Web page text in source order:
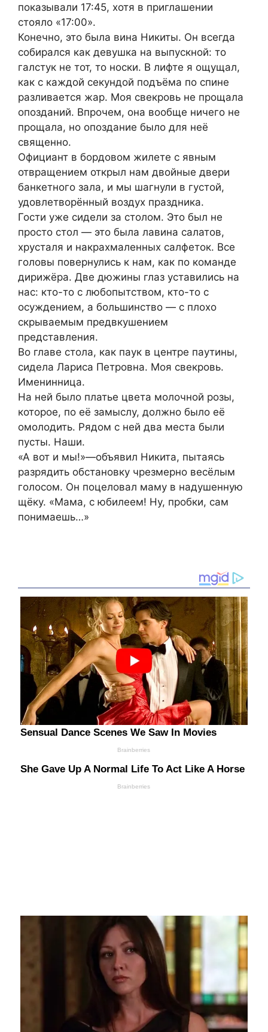
показывали 17:45, хотя в приглашении
стояло «17:00».
Конечно, это была вина Никиты. Он всегда
собирался как девушка на выпускной: то
галстук не тот, то носки. В лифте я ощущал,
как с каждой секундой подъёма по спине
разливается жар. Моя свекровь не прощала
опозданий. Впрочем, она вообще ничего не
прощала, но опоздание было для неё
священно.
Официант в бордовом жилете с явным
отвращением открыл нам двойные двери
банкетного зала, и мы шагнули в густой,
удовлетворённый воздух праздника.
Гости уже сидели за столом. Это был не
просто стол — это была лавина салатов,
хрусталя и накрахмаленных салфеток. Все
головы повернулись к нам, как по команде
дирижёра. Две дюжины глаз уставились на
нас: кто-то с любопытством, кто-то с
осуждением, а большинство — с плохо
скрываемым предвкушением
представления.
Во главе стола, как паук в центре паутины,
сидела Лариса Петровна. Моя свекровь.
Именинница.
На ней было платье цвета молочной розы,
которое, по её замыслу, должно было её
омолодить. Рядом с ней два места были
пусты. Наши.
«А вот и мы!»—объявил Никита, пытаясь
разрядить обстановку чрезмерно весёлым
голосом. Он поцеловал маму в надушенную
щёку. «Мама, с юбилеем! Ну, пробки, сам
понимаешь…»